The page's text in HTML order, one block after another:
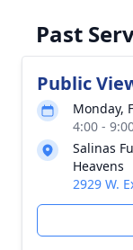
Past
Public
Monday,
4:00 -
Salinas
Heavens
2929 W.